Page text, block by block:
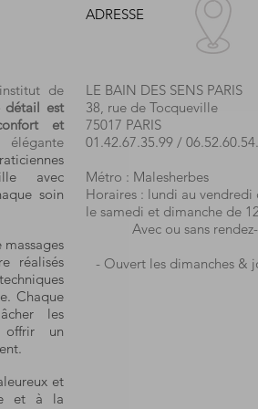
de
détail est
et
avec
soin
réalisés
Chaque
les
offrir un
et
et à la
ADRESSE
LE BAIN DES SENS PARIS
38, rue de Tocqueville
75017 PARIS
01.42.67.35.99 /
Métro : Malesherbes
Horaires : lundi au vendredi
le samedi et dimanche de
Avec ou sans
- Ouvert les dimanches &